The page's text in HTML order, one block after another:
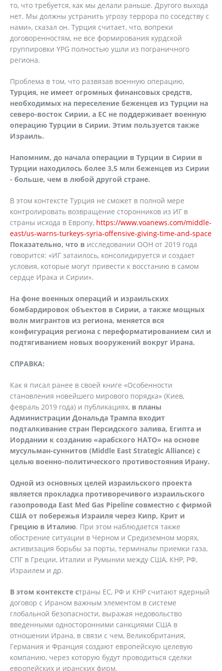
то, что требуется, как мы делали раньше. Другого выхода
нет. Мы должны устранить угрозу террора по соседству с
нами», сказал он. Турция считает, что, вопреки
договоренностям, не все формирования курдской
группировки YPG полностью ушли из пограничного
региона.
Проблема в том, что развязав военную операцию,
Турция, не имеет огромных финансовых средств,
необходимых на переселение беженцев из Турции на
северо-восток Сирии, а ЕС не поддерживает военную
операцию Турции в Сирии. Этим пользуется также
Израиль.
Напомним, до начала операции в Турции в Сирии в
Турции находилось более 3,5 млн беженцев из Сирии
- больше, чем в любой другой стране.
В этом контексте Турция не сможет в полной мере
контролировать возвращение сторонников из ИГ в
страны исхода в Европу, https://www.voanews.com/middle-
east/us-warns-turkeys-syria-offensive-giving-time-and-space
Показательно, что в исследовании ООН от 2019 года
говорится: «ИГ затаилось, консолидируется и создает
условия, которые могут привести к восстанию в самом
сердце Ирака и Сирии».
На фоне военных операций и израильских
бомбардировок объектов в Сирии, а также мощных
волн мигрантов из региона, меняется вся
конфигурация региона с переформатированием сил и
подтягиванием новых вооружений вокруг Ирана.
СПРАВКА:
Как я писал ранее в своей книге «Особенности
становления новейшего мирового порядка» (Киев,
февраль 2019 года) и публикациях, в планы
Администрации Дональда Трампа входит
подталкивание стран Персидского залива, Египта и
Иордании к созданию «арабского НАТО» на основе
мусульман-суннитов (Middle East Strategic Alliance) с
целью военно-политического противостояния Ирану.
Одной из основных целей израильского проекта
является прокладка противоречивого израильского
газопровода East Med Gas Pipeline совместно с фирмой
США от побережья Израиля через Кипр, Крит и
Грецию в Италию. При этом наблюдается также
обострение ситуации в Черном и Средиземном морях,
активизация борьбы за порты, терминалы приемки газа,
СПГ в Греции, Италии и Румынии между США, КНР, РФ,
Израилем и др.
В этом контексте страны ЕС, РФ и КНР считают ядерный
договор с Ираном важным элементом в системе
глобальной безопасности, выражая недовольство
введенными односторонними санкциями США в
отношении Ирана, в связи с чем, Великобритания,
Германия и Франция создают европейскую целевую
компанию, через которую будут проводиться сделки
европейских и иранских фирм.